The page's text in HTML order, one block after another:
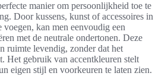
manier om persoonlijkheid toe te
Door kussens, kunst of accessoires in
kan men eenvoudig een
met de neutrale ondertonen. Deze
ruimte levendig, zonder dat het
Het gebruik van accentkleuren stelt
eigen stijl en voorkeuren te laten zien.